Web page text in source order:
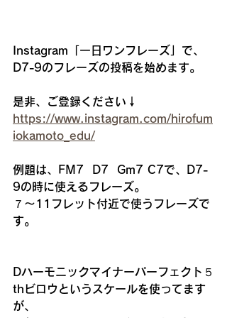
Instagram「一日ワンフレーズ」で、
D7-9のフレーズの投稿を始めます。
是非、ご登録ください↓
https://www.instagram.com/hirofum
iokamoto_edu/
例題は、FM7  D7  Gm7 C7で、D7-
9の時に使えるフレーズ。
７～11フレット付近で使うフレーズで
す。
Dハーモニックマイナーパーフェクト５
thビロウというスケールを使ってます
が、